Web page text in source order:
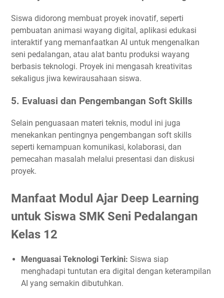
Siswa didorong membuat proyek inovatif, seperti
pembuatan animasi wayang digital, aplikasi edukasi
interaktif yang memanfaatkan AI untuk mengenalkan
seni pedalangan, atau alat bantu produksi wayang
berbasis teknologi. Proyek ini mengasah kreativitas
sekaligus jiwa kewirausahaan siswa.
5. Evaluasi dan Pengembangan Soft Skills
Selain penguasaan materi teknis, modul ini juga
menekankan pentingnya pengembangan soft skills
seperti kemampuan komunikasi, kolaborasi, dan
pemecahan masalah melalui presentasi dan diskusi
proyek.
Manfaat Modul Ajar Deep Learning
untuk Siswa SMK Seni Pedalangan
Kelas 12
Menguasai Teknologi Terkini: Siswa siap
menghadapi tuntutan era digital dengan keterampilan
AI yang semakin dibutuhkan.